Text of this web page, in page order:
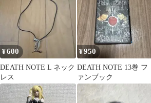
¥600
DEATH NOTE L ネック
レス
¥950
DEATH NOTE 13巻 フ
ァンブック